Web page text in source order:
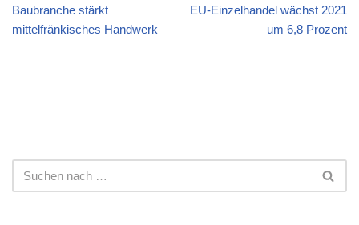
Baubranche stärkt
mittelfränkisches Handwerk
EU-Einzelhandel wächst 2021
um 6,8 Prozent